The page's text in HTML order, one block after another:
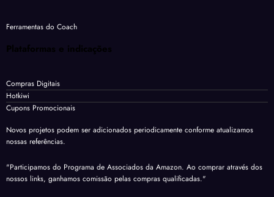
Ferramentas do Coach
Plataformas e indicações
Compras Digitais
Hotkiwi
Cupons Promocionais
Novos projetos podem ser adicionados periodicamente conforme atualizamos
nossas referências.
"Participamos do Programa de Associados da Amazon. Ao comprar através dos
nossos links, ganhamos comissão pelas compras qualificadas."